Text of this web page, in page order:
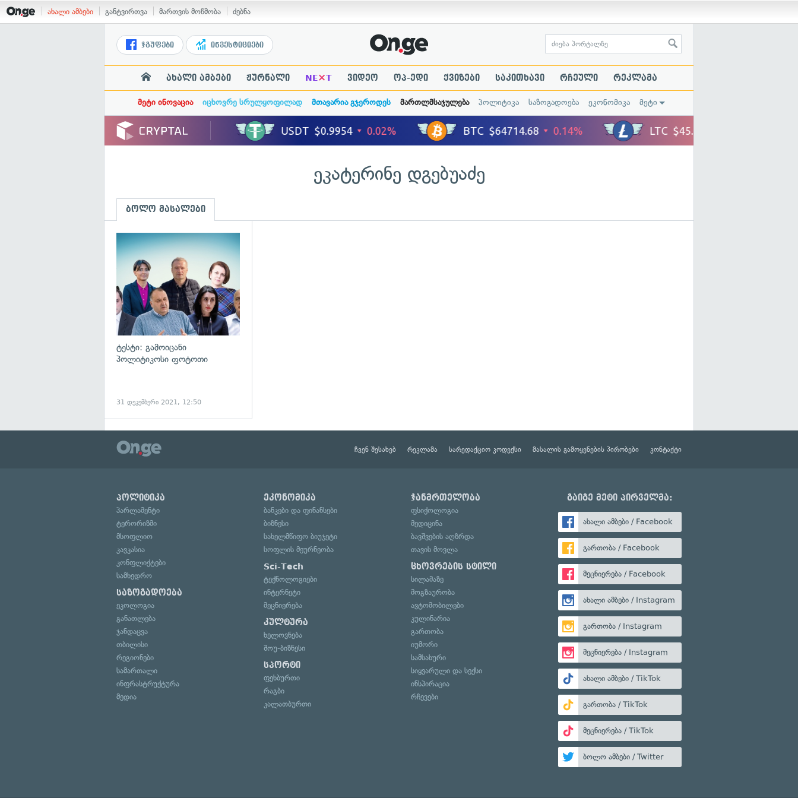
ახალი ამბები განტვირთვა მართვის მოწმობა ძებნა
ჯგუფები ინვესტიციები
ახალი ამბები ჟურნალი NE×T ვიდეო ოპ-ედი ქვიზები საკითხავი რჩეული რეკლამა
მეტი ინოვაცია იცხოვრე სრულყოფილად მთავარია გჯეროდეს მართლმსაჯულება პოლიტიკა საზოგადოება ეკონომიკა მეტი
ეკატერინე დგებუაძე
ბოლო მასალები
ტესტი: გამოიცანი
პოლიტიკოსი ფოტოთი
31 დეკემბერი 2021, 12:50
ჩვენ შესახებ რეკლამა სარედაქციო კოდექსი მასალის გამოყენების პირობები კონტაქტი
პოლიტიკა
პარლამენტი
ტერორიზმი
მსოფლიო
კავკასია
კონფლიქტები
სამხედრო
საზოგადოება
ეკოლოგია
განათლება
ჯანდაცვა
თბილისი
რეგიონები
სამართალი
ინფრასტრუქტურა
მედია
ეკონომიკა
ბანკები და ფინანსები
ბიზნესი
სახელმწიფო ბიუჯეტი
სოფლის მეურნეობა
Sci-Tech
ტექნოლოგიები
ინტერნეტი
მეცნიერება
კულტურა
ხელოვნება
შოუ-ბიზნესი
სპორტი
ფეხბურთი
რაგბი
კალათბურთი
ჯანმრთელობა
ფსიქოლოგია
მედიცინა
ბავშვების აღზრდა
თავის მოვლა
ცხოვრების სტილი
სილამაზე
მოგზაურობა
ავტომობილები
კულინარია
გართობა
იუმორი
სამსახური
სიყვარული და სექსი
ინსპირაცია
რჩევები
გაიგე მეტი პირველმა:
ახალი ამბები / Facebook
გართობა / Facebook
მეცნიერება / Facebook
ახალი ამბები / Instagram
გართობა / Instagram
მეცნიერება / Instagram
ახალი ამბები / TikTok
გართობა / TikTok
მეცნიერება / TikTok
ბოლო ამბები / Twitter